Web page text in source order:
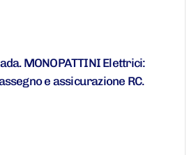
MONOPATTINI Elettrici:
e assicurazione RC.